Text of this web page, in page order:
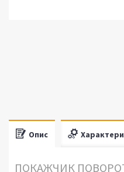
Опис
ПОКАЖЧИК